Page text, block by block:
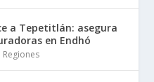
a Tepetitlán: asegura
en Endhó
Regiones